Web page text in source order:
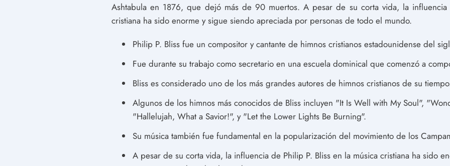
Ashtabula en 1876, que dejó más de 90 muertos. A pesar de su corta vida, la
cristiana ha sido enorme y sigue siendo apreciada por personas de todo el mundo.
Philip P. Bliss fue un compositor y cantante de himnos cristianos estadounidense del
Fue durante su trabajo como secretario en una escuela dominical que comenzó a
Bliss es considerado uno de los más grandes autores de himnos cristianos de su
Algunos de los himnos más conocidos de Bliss incluyen "It Is Well with My Soul",
"Hallelujah, What a Savior!", y "Let the Lower Lights Be Burning".
Su música también fue fundamental en la popularización del movimiento de los
A pesar de su corta vida, la influencia de Philip P. Bliss en la música cristiana ha sido